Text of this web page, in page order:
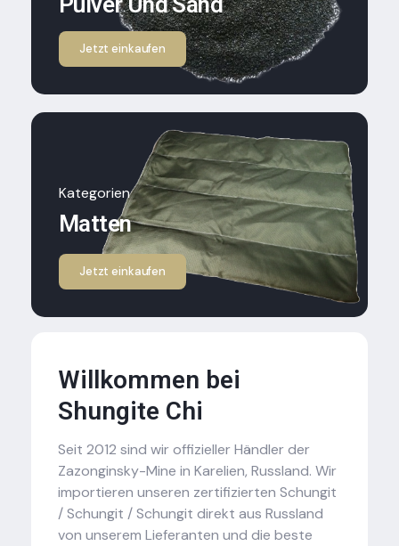
Jetzt einkaufen
Kategorien
Matten
Jetzt einkaufen
Willkommen bei
Shungite Chi
Seit 2012 sind wir offizieller Händler der
Zazonginsky-Mine in Karelien, Russland. Wir
importieren unseren zertifizierten Schungit
/ Schungit / Schungit direkt aus Russland
von unserem Lieferanten und die beste